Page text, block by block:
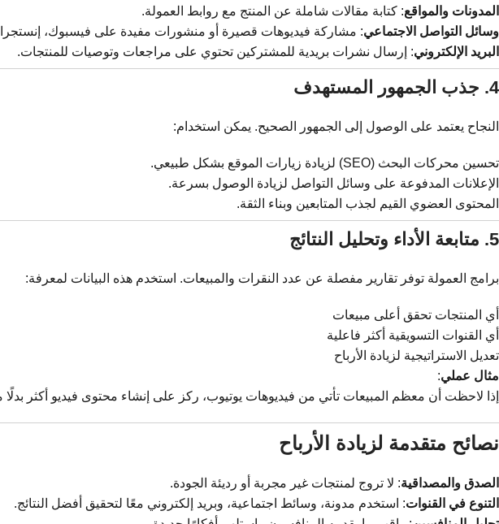
المدونات والمواقع: كتابة مقالات شاملة عن المنتج مع روابط العمولة.
وسائل التواصل الاجتماعي: مشاركة فيديوهات قصيرة أو منشورات مفيدة على فيسبوك،
البريد الإلكتروني: إرسال نشرات بريدية للمشتركين تحتوي على مراجعات وتوصيات للمنتجات.
4. جذب الجمهور المستهدف
النجاح يعتمد على الوصول إلى الجمهور الصحيح. يمكن استخدام:
تحسين محركات البحث (SEO) لزيادة زيارات الموقع بشكل طبيعي.
الإعلانات المدفوعة على وسائل التواصل لزيادة الوصول بسرعة.
المحتوى العضوي القيم لجذب المتابعين وبناء الثقة.
5. متابعة الأداء وتحليل النتائج
برامج العمولة توفر تقارير مفصلة عن عدد النقرات والمبيعات. استخدم هذه البيانات لمعرفة:
أي المنتجات تحقق أعلى مبيعات
أي القنوات التسويقية أكثر فاعلية
تعديل الاستراتيجية لزيادة الأرباح
مثال عملي:
إذا لاحظت أن معظم المبيعات تأتي من فيديوهات يوتيوب، ركز على إنشاء محتوى فيديو أكثر
نصائح متقدمة لزيادة الأرباح
الصدق والمصداقية: لا تروج لمنتجات غير مجربة أو رديئة الجودة.
التنوع في القنوات: استخدم مدونة، وسائط اجتماعية، وبريد إلكتروني معًا لتحقيق أفضل النتائج.